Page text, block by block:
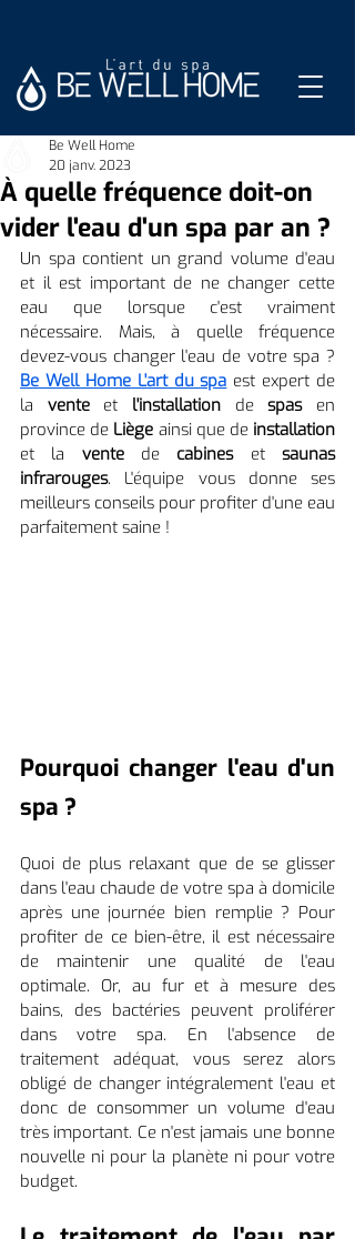
À quelle fréquence doit-on
vider l'eau d'un spa par an ?
Be Well Home
20 janv. 2023
Un spa contient un grand volume d'eau
et il est important de ne changer cette
eau que lorsque c'est vraiment
nécessaire. Mais, à quelle fréquence
Be Well Home L'art du spa est expert de
la vente et l'installation de spas en
province de Liège ainsi que de
et la vente de cabines et saunas
infrarouges. L'équipe vous donne ses
meilleurs conseils pour profiter d'une eau
parfaitement saine !
Pourquoi changer l'eau d'un
spa ?
Quoi de plus relaxant que de se glisser
dans l'eau chaude de votre spa à domicile
après une journée bien remplie ? Pour
profiter de ce bien-être, il est nécessaire
de maintenir une qualité de l'eau
optimale. Or, au fur et à mesure des
bains, des bactéries peuvent proliférer
dans votre spa. En l'absence de
traitement adéquat, vous serez alors
obligé de changer intégralement l'eau et
donc de consommer un volume d'eau
très important. Ce n'est jamais une bonne
nouvelle ni pour la planète ni pour votre
budget.